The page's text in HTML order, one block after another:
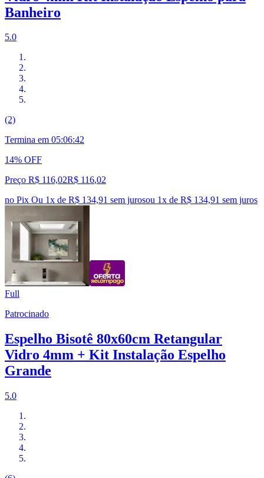
Banheiro
5.0
(2)
Termina em 05:06:41
14% OFF
Preço R$ 116,02R$ 116,02
no Pix Ou 1x de R$ 134,91 sem jurosou 1x de R$ 134,91 sem juros
Full
Patrocinado
Espelho Bisotê 80x60cm Retangular
Vidro 4mm + Kit Instalação Espelho
Grande
5.0